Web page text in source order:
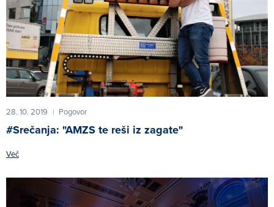
28. 10. 2019 | Pogovor
#Srečanja: "AMZS te reši iz zagate"
Več